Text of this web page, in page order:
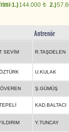
1.)144.000 t 2.)
Antrenör
SEVİM R.TAŞDELEN
U.KULAK
Ş.GÜMÜŞ
KAD.BALTACI
Y.TUNCAY